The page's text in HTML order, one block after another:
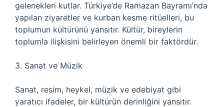
gelenekleri kutlar. Türkiye’de Ramazan Bayramı’nda
yapılan ziyaretler ve kurban kesme ritüelleri, bu
toplumun kültürünü yansıtır. Kültür, bireylerin
toplumla ilişkisini belirleyen önemli bir faktördür.
3. Sanat ve Müzik
Sanat, resim, heykel, müzik ve edebiyat gibi
yaratıcı ifadeler, bir kültürün derinliğini yansıtır.